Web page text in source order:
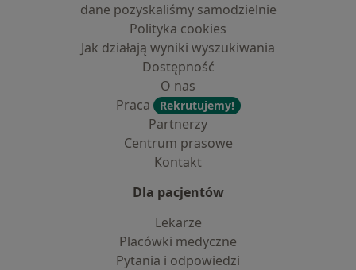
dane pozyskaliśmy samodzielnie
Polityka cookies
Jak działają wyniki wyszukiwania
Dostępność
O nas
Praca
Rekrutujemy!
Partnerzy
Centrum prasowe
Kontakt
Dla pacjentów
Lekarze
Placówki medyczne
Pytania i odpowiedzi